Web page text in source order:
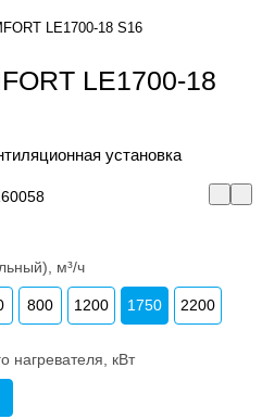
LE1700-18 S16
LE1700-18
установка
м³/ч
800 1200 1750 2200
нагревателя, кВт